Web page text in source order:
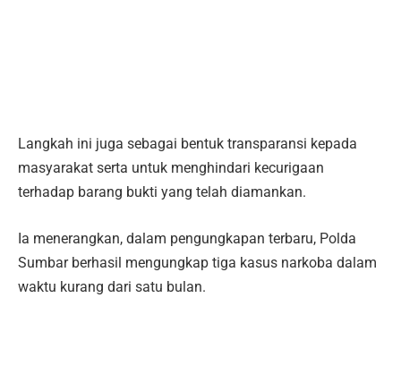
Langkah ini juga sebagai bentuk transparansi kepada
masyarakat serta untuk menghindari kecurigaan
terhadap barang bukti yang telah diamankan.
Ia menerangkan, dalam pengungkapan terbaru, Polda
Sumbar berhasil mengungkap tiga kasus narkoba dalam
waktu kurang dari satu bulan.